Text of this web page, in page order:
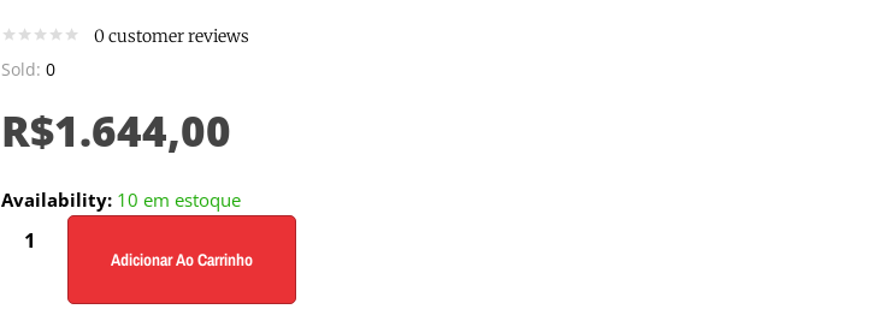
0customer reviews
Sold: 0
R$1.644,00
Availability: 10 em estoque
Adicionar Ao Carrinho